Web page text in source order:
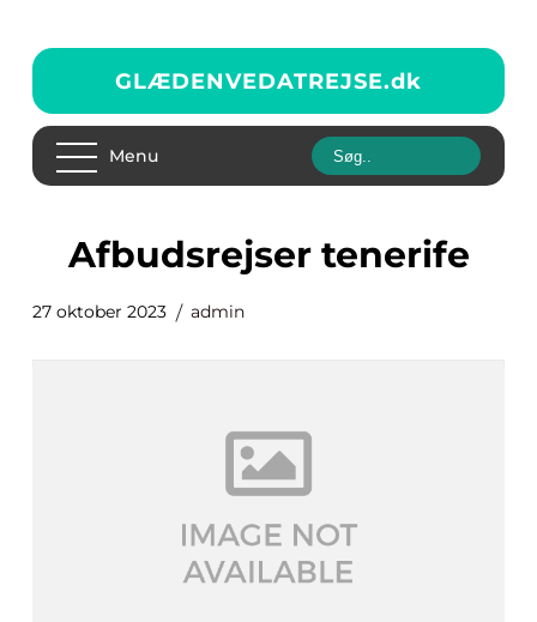
GLÆDENVEDATREJSE.dk
Menu
afbudsrejser tenerife
27 oktober 2023 admin